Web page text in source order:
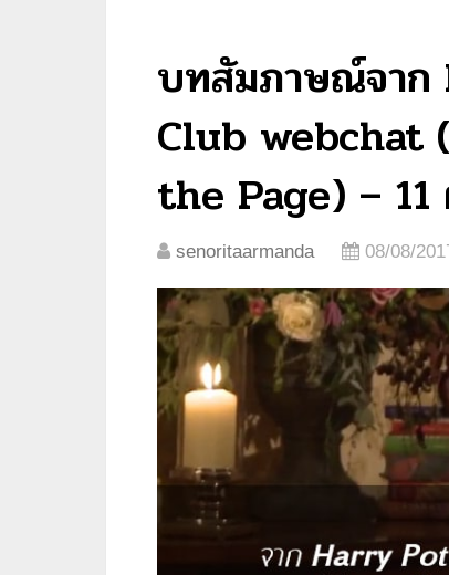
บทสัมภาษณ์จา
Club webchat
the Page) – 11
senoritaarmanda 08/08/